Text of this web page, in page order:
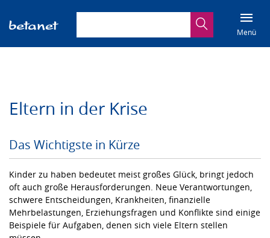
SucheMenü
Eltern in der Krise
Das Wichtigste in Kürze
Kinder zu haben bedeutet meist großes Glück, bringt jedoch
oft auch große Herausforderungen. Neue Verantwortungen,
schwere Entscheidungen, Krankheiten, finanzielle
Mehrbelastungen, Erziehungsfragen und Konflikte sind einige
Beispiele für Aufgaben, denen sich viele Eltern stellen